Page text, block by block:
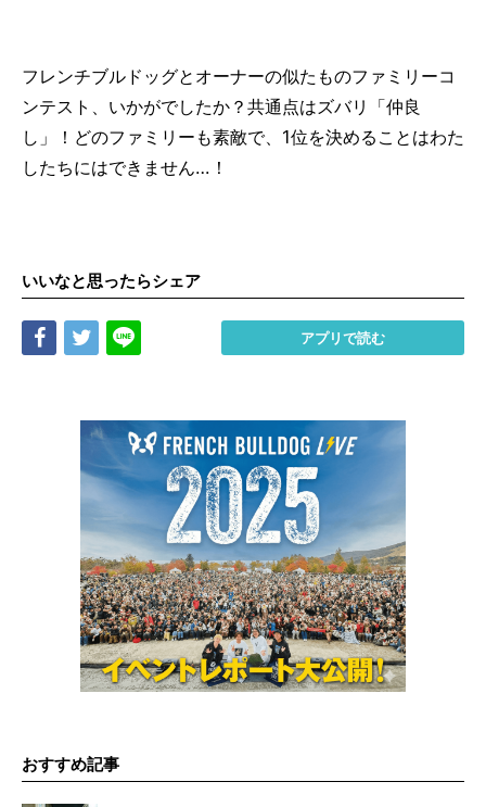
フレンチブルドッグとオーナーの似たものファミリーコ
ンテスト、いかがでしたか？共通点はズバリ「仲良
し」！どのファミリーも素敵で、1位を決めることはわた
したちにはできません…！
いいなと思ったらシェア
Share Tweet アプリで読む
おすすめ記事